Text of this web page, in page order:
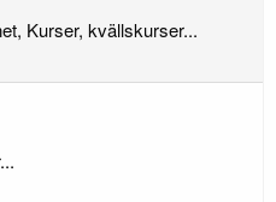
Kurser, kvällskurser...